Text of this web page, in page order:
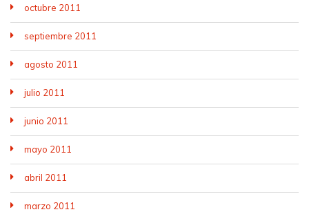
octubre 2011
septiembre 2011
agosto 2011
julio 2011
junio 2011
mayo 2011
abril 2011
marzo 2011